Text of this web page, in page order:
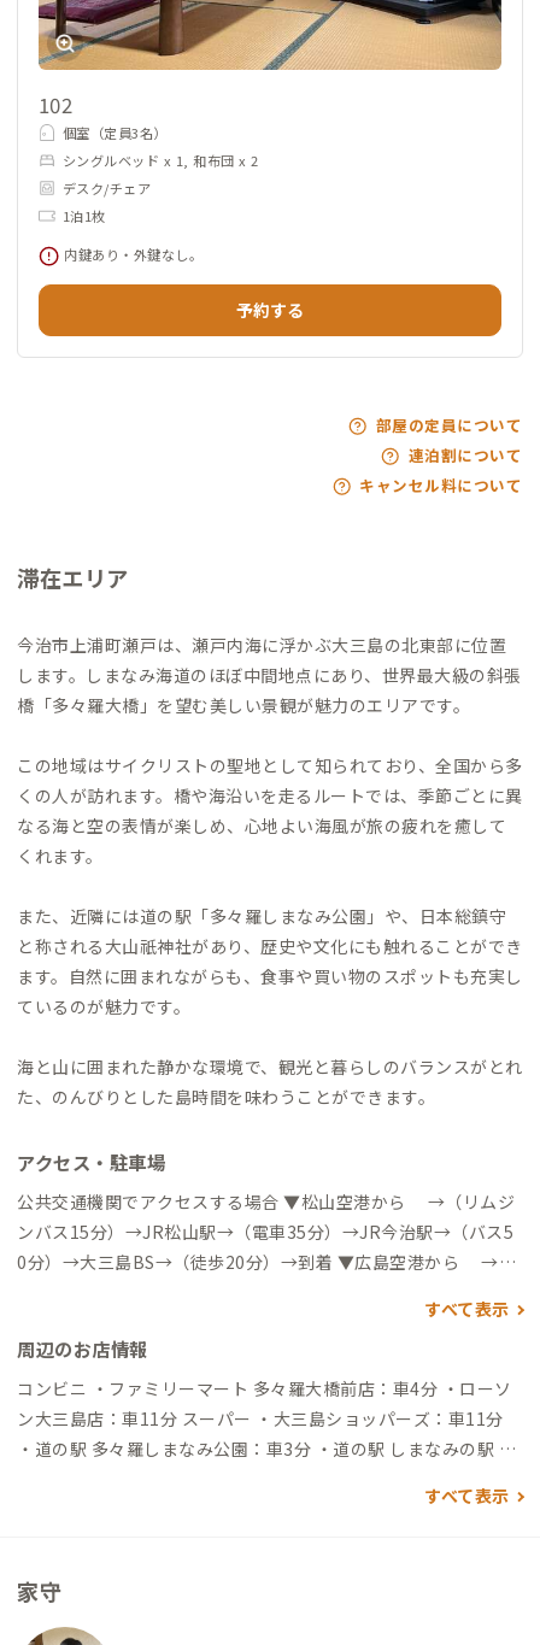
102
個室（定員3名）
シングルベッド x 1, 和布団 x 2
デスク/チェア
1泊1枚
内鍵あり・外鍵なし。
予約する
部屋の定員について
連泊割について
キャンセル料について
滞在エリア
今治市上浦町瀬戸は、瀬戸内海に浮かぶ大三島の北東部に位置
します。しまなみ海道のほぼ中間地点にあり、世界最大級の斜張
橋「多々羅大橋」を望む美しい景観が魅力のエリアです。
この地域はサイクリストの聖地として知られており、全国から多
くの人が訪れます。橋や海沿いを走るルートでは、季節ごとに異
なる海と空の表情が楽しめ、心地よい海風が旅の疲れを癒して
くれます。
また、近隣には道の駅「多々羅しまなみ公園」や、日本総鎮守
と称される大山祇神社があり、歴史や文化にも触れることができ
ます。自然に囲まれながらも、食事や買い物のスポットも充実し
ているのが魅力です。
海と山に囲まれた静かな環境で、観光と暮らしのバランスがとれ
た、のんびりとした島時間を味わうことができます。
アクセス・駐車場
公共交通機関でアクセスする場合 ▼松山空港から →（リムジ
ンバス15分）→JR松山駅→（電車35分）→JR今治駅→（バス5
0分）→大三島BS→（徒歩20分）→到着 ▼広島空港から →
分）→到着 ▼松山市駅から →（今治・大三島行き特急バス12
0分）→大三島BS→（徒歩20分）→到着 自動車でアクセスする
場合 ▼松山空港から →（一般道1時間）→今治IC→（高速道4
0分）→大三島IC→（一般道5分）→到着 ▼広島空港から →
（高速道55分）→大三島IC→（一般道５分）→到着
すべて表示
周辺のお店情報
コンビニ ・ファミリーマート 多々羅大橋前店：車4分 ・ローソ
ン大三島店：車11分 スーパー ・大三島ショッパーズ：車11分
・道の駅 多々羅しまなみ公園：車3分 ・道の駅 しまなみの駅 御
nbow Garden：車5分 ・雅楽：車5分 ・カエルベーカリー：車5
分 ・ピットイン：車6分 その他 ・サイクリストの聖地 記念碑：
すべて表示
家守